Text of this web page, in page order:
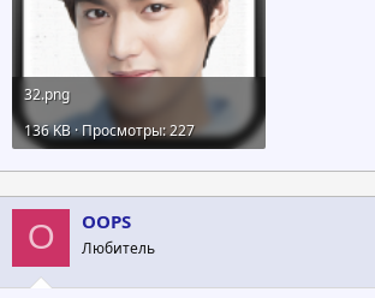
32.png
136 KB · Просмотры: 227
O OOPS
Любитель